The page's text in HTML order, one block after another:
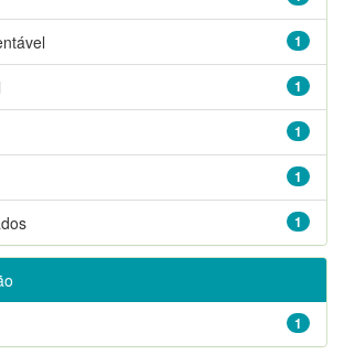
1
1
1
1
1
1